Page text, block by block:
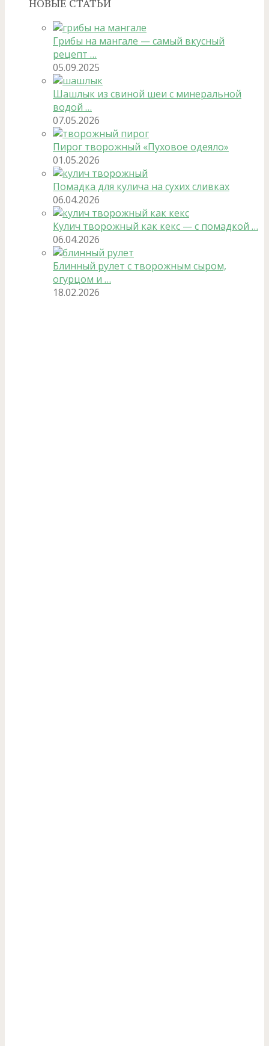
НОВЫЕ СТАТЬИ
Грибы на мангале — самый вкусный
рецепт …
05.09.2025
Шашлык из свиной шеи с минеральной
водой …
07.05.2026
Пирог творожный «Пуховое одеяло»
01.05.2026
Помадка для кулича на сухих сливках
06.04.2026
Кулич творожный как кекс — с помадкой …
06.04.2026
Блинный рулет с творожным сыром,
огурцом и …
18.02.2026